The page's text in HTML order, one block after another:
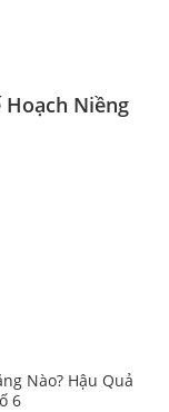
Hoạch Niềng
Nào? Hậu Quả
6